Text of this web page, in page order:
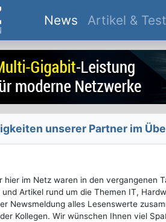
News(current)
Artikel &
unserer Partner im
im Netz waren in den vergangenen
Artikel rund um die Themen IT,
Newsmeldung alles Lesenswerte
Kollegen. Wir wünschen Ihnen viel